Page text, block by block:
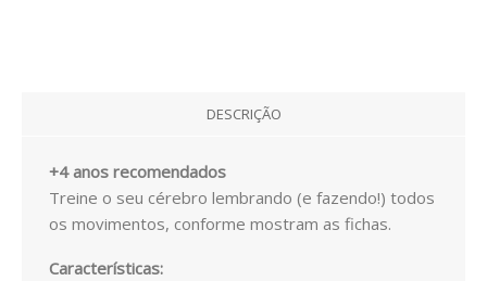
LOGICO PICCOLO
DESCRIÇÃO
+4 anos recomendados
Treine o seu cérebro lembrando (e fazendo!) todos
os movimentos, conforme mostram as fichas.
Características: